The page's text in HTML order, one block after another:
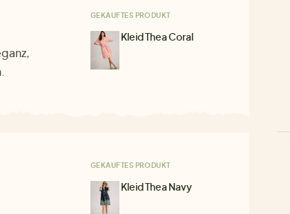
GEKAUFTES PRODUKT
Kleid Thea Coral
GEKAUFTES PRODUKT
Kleid Thea Navy